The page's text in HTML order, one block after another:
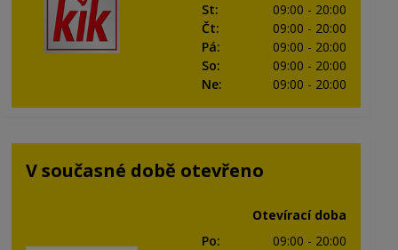
St: 09:00 - 20:00
Čt: 09:00 - 20:00
Pá: 09:00 - 20:00
So: 09:00 - 20:00
Ne: 09:00 - 20:00
V současné době otevřeno
Otevírací doba
Po: 09:00 - 20:00